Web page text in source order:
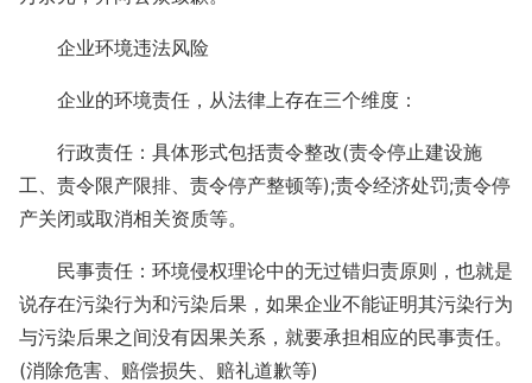
企业环境违法风险
企业的环境责任，从法律上存在三个维度：
行政责任：具体形式包括责令整改(责令停止建设施
工、责令限产限排、责令停产整顿等);责令经济处罚;责令停
产关闭或取消相关资质等。
民事责任：环境侵权理论中的无过错归责原则，也就是
说存在污染行为和污染后果，如果企业不能证明其污染行为
与污染后果之间没有因果关系，就要承担相应的民事责任。
(消除危害、赔偿损失、赔礼道歉等)